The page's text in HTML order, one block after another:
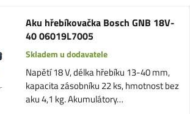
Aku hřebíkovačka Bosch GNB 18V-
40 06019L7005
Skladem u dodavatele
Napětí 18 V, délka hřebíku 13-40 mm,
kapacita zásobníku 22 ks, hmotnost bez
aku 4,1 kg. Akumulátory…